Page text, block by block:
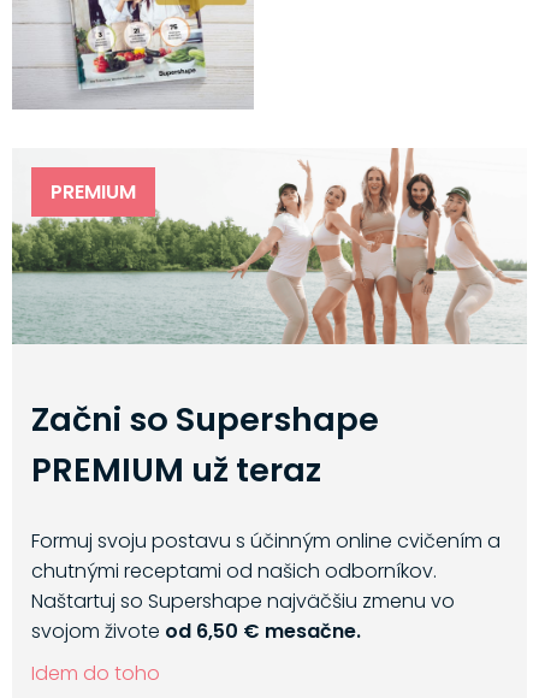
PREMIUM
Začni so Supershape
PREMIUM už teraz
Formuj svoju postavu s účinným online cvičením a
chutnými receptami od našich odborníkov.
Naštartuj so Supershape najväčšiu zmenu vo
svojom živote od 6,50 € mesačne.
Idem do toho